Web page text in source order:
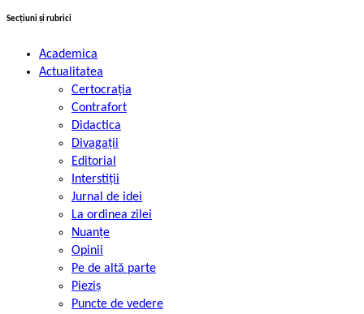
Secțiuni și rubrici
Academica
Actualitatea
Certocrația
Contrafort
Didactica
Divagații
Editorial
Interstiții
Jurnal de idei
La ordinea zilei
Nuanțe
Opinii
Pe de altă parte
Pieziș
Puncte de vedere